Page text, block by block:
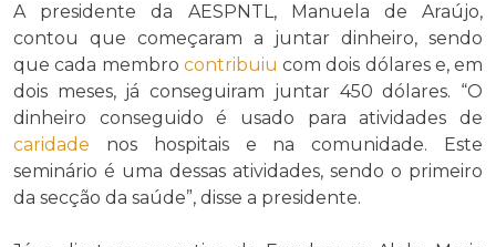
A presidente da AESPNTL, Manuela de Araújo,
contou que começaram a juntar dinheiro, sendo
que cada membro contribuiu com dois dólares e, em
dois meses, já conseguiram juntar 450 dólares. “O
dinheiro conseguido é usado para atividades de
caridade nos hospitais e na comunidade. Este
seminário é uma dessas atividades, sendo o primeiro
da secção da saúde”, disse a presidente.